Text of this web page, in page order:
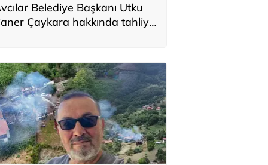
Belediye Başkanı Utku
Çaykara hakkında tahliye